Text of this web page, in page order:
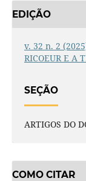
EDIÇÃO
v. 32 n. 2
RICOEUR E A
SEÇÃO
ARTIGOS DO
COMO CITAR